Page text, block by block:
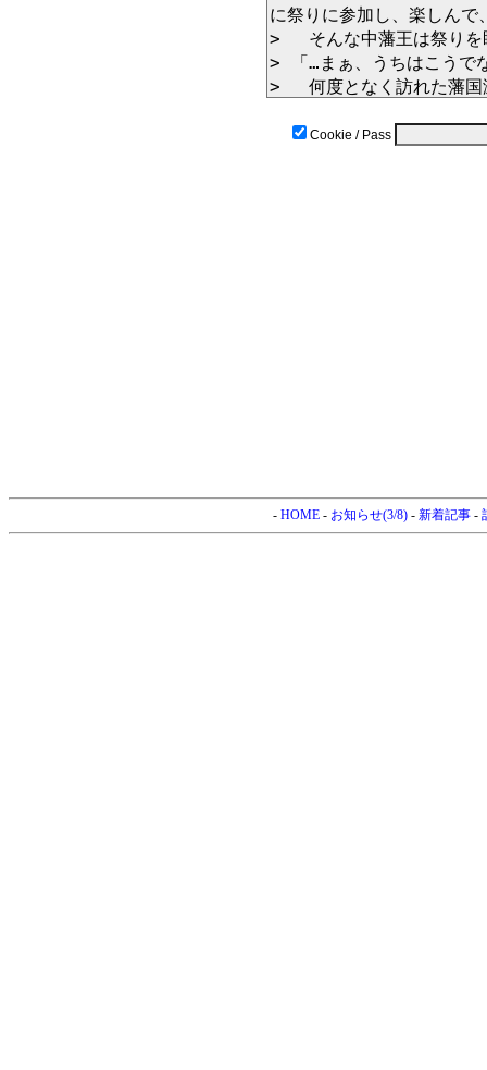
Cookie / Pass
- HOME- お知らせ(3/8)- 新着記事-